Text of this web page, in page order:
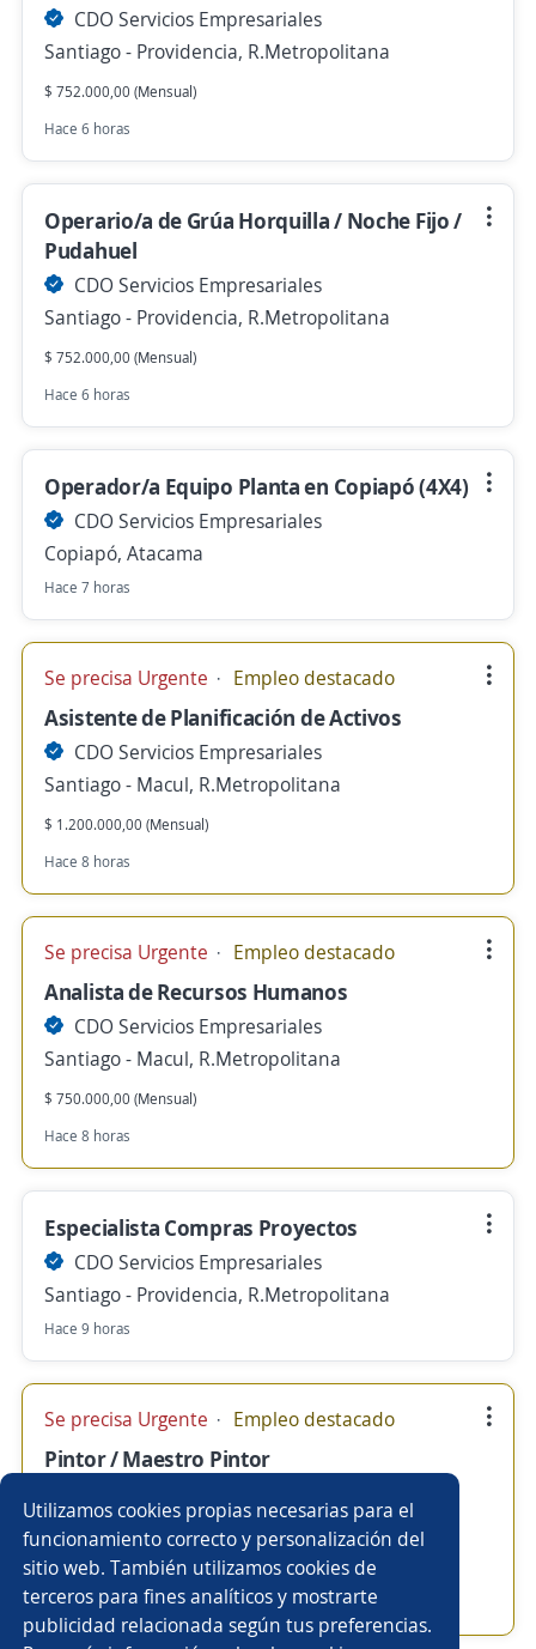
Utilizamos cookies propias necesarias para el
funcionamiento correcto y personalización del
sitio web. También utilizamos cookies de
terceros para fines analíticos y mostrarte
publicidad relacionada según tus preferencias.
CDO Servicios Empresariales
Santiago - Providencia, R.Metropolitana
$ 752.000,00 (Mensual)
Hace 6 horas
Operario/a de Grúa Horquilla / Noche Fijo /
Pudahuel
CDO Servicios Empresariales
Santiago - Providencia, R.Metropolitana
$ 752.000,00 (Mensual)
Hace 6 horas
Operador/a Equipo Planta en Copiapó (4X4)
CDO Servicios Empresariales
Copiapó, Atacama
Hace 7 horas
Se precisa Urgente Empleo destacado
Asistente de Planificación de Activos
CDO Servicios Empresariales
Santiago - Macul, R.Metropolitana
$ 1.200.000,00 (Mensual)
Hace 8 horas
Se precisa Urgente Empleo destacado
Analista de Recursos Humanos
CDO Servicios Empresariales
Santiago - Macul, R.Metropolitana
$ 750.000,00 (Mensual)
Hace 8 horas
Especialista Compras Proyectos
CDO Servicios Empresariales
Santiago - Providencia, R.Metropolitana
Hace 9 horas
Se precisa Urgente Empleo destacado
Pintor / Maestro Pintor
Santiago - El Bosque, R.Metropolitana
$ 600.000,00 (Mensual)
Hace 10 horas